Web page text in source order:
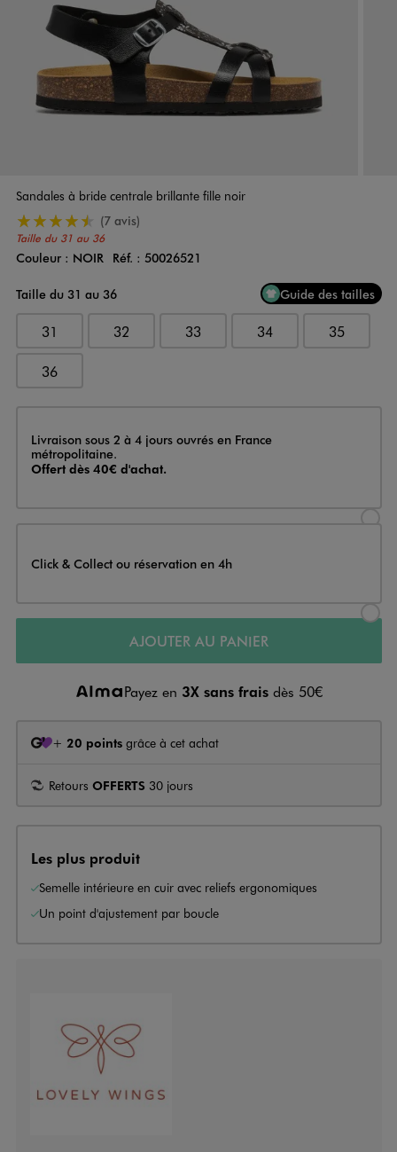
Sandales à bride centrale brillante fille noir
Taille du 31 au 36
4.5/5 de moyenne
(7 avis)
Couleur
Couleur : NOIR Réf. : 50026521
Taille du 31 au 36
Guide des tailles
31 32 33 34 35
36
Livraison
Livraison sous 2 à 4 jours ouvrés en France
métropolitaine.
Offert dès 40€ d'achat.
Click & Collect ou réservation en 4h
AJOUTER AU PANIER
Payez en 3X sans frais dès 50€
+ 20 points grâce à cet achat
Retours OFFERTS 30 jours
Les plus produit
Semelle intérieure en cuir avec reliefs ergonomiques
Un point d'ajustement par boucle